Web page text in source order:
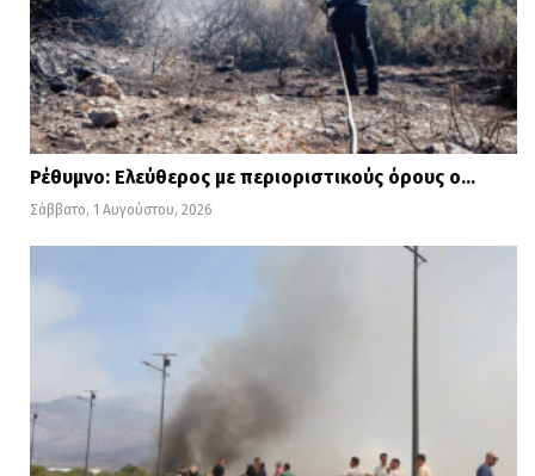
Ρέθυμνο: Ελεύθερος με περιοριστικούς όρους ο…
Σάββατο, 1 Αυγούστου, 2026